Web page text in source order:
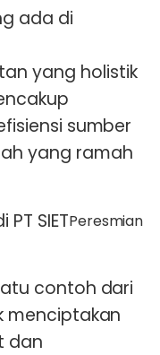
ada di
yang holistik
sumber
yang ramah
Peresmian
contoh dari
menciptakan
dan